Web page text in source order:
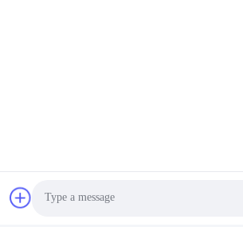
Gizlilik Politikası